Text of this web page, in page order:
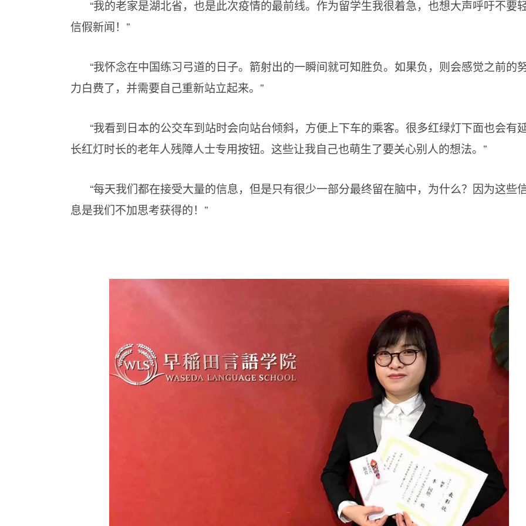
“我的老家是湖北省，也是此次疫情的最前线。作为留学生我很着急，也想大声呼吁不要
信假新闻！”
“我怀念在中国练习弓道的日子。箭射出的一瞬间就可知胜负。如果负，则会感觉之前的
力白费了，并需要自己重新站立起来。”
“我看到日本的公交车到站时会向站台倾斜，方便上下车的乘客。很多红绿灯下面也会有
长红灯时长的老年人残障人士专用按钮。这些让我自己也萌生了要关心别人的想法。”
“每天我们都在接受大量的信息，但是只有很少一部分最终留在脑中，为什么？因为这些
息是我们不加思考获得的！”